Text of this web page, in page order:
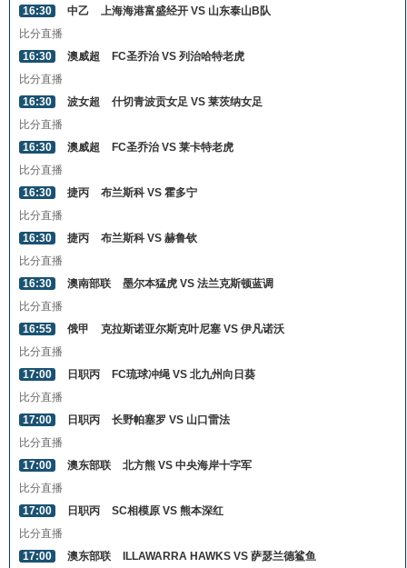
16:30
中乙
上海海港富盛经开 VS 山东泰山B队
比分直播
16:30
澳威超
FC圣乔治 VS 列治哈特老虎
比分直播
16:30
波女超
什切青波贡女足 VS 莱茨纳女足
比分直播
16:30
澳威超
FC圣乔治 VS 莱卡特老虎
比分直播
16:30
捷丙
布兰斯科 VS 霍多宁
比分直播
16:30
捷丙
布兰斯科 VS 赫鲁钦
比分直播
16:30
澳南部联
墨尔本猛虎 VS 法兰克斯顿蓝调
比分直播
16:55
俄甲
克拉斯诺亚尔斯克叶尼塞 VS 伊凡诺沃
比分直播
17:00
日职丙
FC琉球冲绳 VS 北九州向日葵
比分直播
17:00
日职丙
长野帕塞罗 VS 山口雷法
比分直播
17:00
澳东部联
北方熊 VS 中央海岸十字军
比分直播
17:00
日职丙
SC相模原 VS 熊本深红
比分直播
17:00
澳东部联
ILLAWARRA HAWKS VS 萨瑟兰德鲨鱼